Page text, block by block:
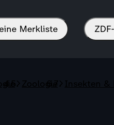
Merkliste
Zoologie Insekten &